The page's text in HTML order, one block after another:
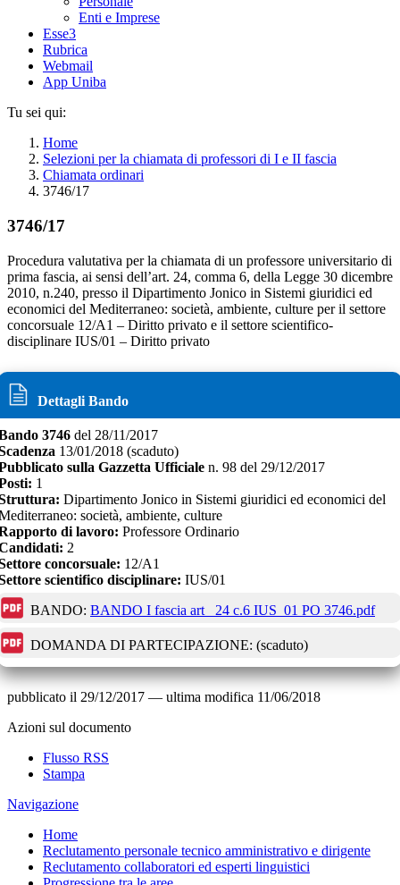
Enti e Imprese
Esse3
Rubrica
Webmail
App Uniba
Tu sei qui:
Home
Selezioni per la chiamata di professori di I e II fascia
Chiamata ordinari
3746/17
3746/17
Procedura valutativa per la chiamata di un professore universitario di
prima fascia, ai sensi dell’art. 24, comma 6, della Legge 30 dicembre
2010, n.240, presso il Dipartimento Jonico in Sistemi giuridici ed
economici del Mediterraneo: società, ambiente, culture per il settore
concorsuale 12/A1 – Diritto privato e il settore scientifico-
disciplinare IUS/01 – Diritto privato
Dettagli Bando
3746 del 28/11/2017
13/01/2018 (scaduto)
sulla Gazzetta Ufficiale n. 98 del 29/12/2017
1
Dipartimento Jonico in Sistemi giuridici ed economici del
società, ambiente, culture
di lavoro: Professore Ordinario
2
concorsuale: 12/A1
scientifico disciplinare: IUS/01
BANDO: BANDO I fascia art_ 24 c.6 IUS_01 PO 3746.pdf
DOMANDA DI PARTECIPAZIONE: (scaduto)
pubblicato il 29/12/2017 — ultima modifica 11/06/2018
Azioni sul documento
Flusso RSS
Stampa
Navigazione
Home
Reclutamento personale tecnico amministrativo e dirigente
Reclutamento collaboratori ed esperti linguistici